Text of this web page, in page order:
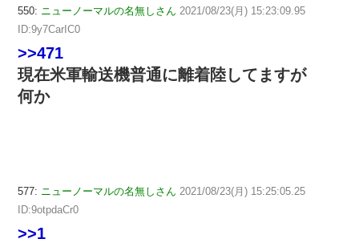
550: ニューノーマルの名無しさん 2021/08/23(月) 15:23:09.95
ID:9y7CarIC0
>>471
現在米軍輸送機普通に離着陸してますが
何か
577: ニューノーマルの名無しさん 2021/08/23(月) 15:25:05.25
ID:9otpdaCr0
>>1